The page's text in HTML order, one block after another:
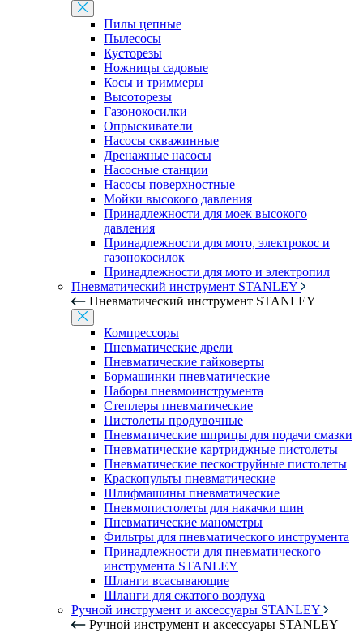
Пилы цепные
Пылесосы
Кусторезы
Ножницы садовые
Косы и триммеры
Высоторезы
Газонокосилки
Опрыскиватели
Насосы скважинные
Дренажные насосы
Насосные станции
Насосы поверхностные
Мойки высокого давления
Принадлежности для моек высокого
давления
Принадлежности для мото, электрокос и
газонокосилок
Принадлежности для мото и электропил
Пневматический инструмент STANLEY
Пневматический инструмент STANLEY
Компрессоры
Пневматические дрели
Пневматические гайковерты
Бормашинки пневматические
Наборы пневмоинструмента
Степлеры пневматические
Пистолеты продувочные
Пневматические шприцы для подачи смазки
Пневматические картриджные пистолеты
Пневматические пескоструйные пистолеты
Краскопульты пневматические
Шлифмашины пневматические
Пневмопистолеты для накачки шин
Пневматические манометры
Фильтры для пневматического инструмента
Принадлежности для пневматического
инструмента STANLEY
Шланги всасывающие
Шланги для сжатого воздуха
Ручной инструмент и аксессуары STANLEY
Ручной инструмент и аксессуары STANLEY